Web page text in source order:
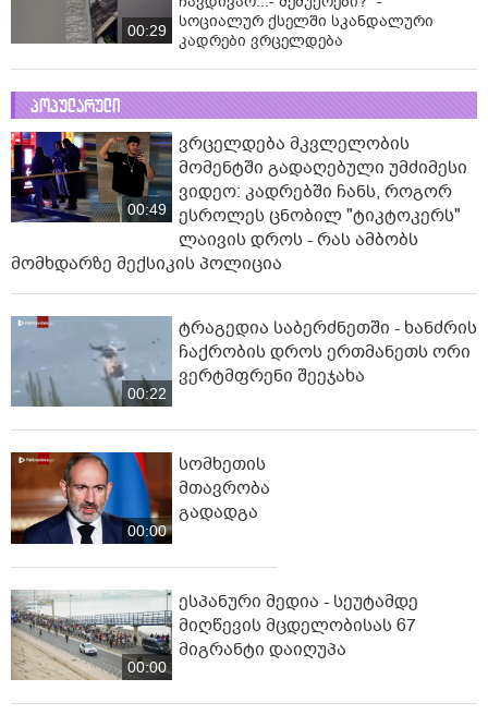
00:29
სოციალურ ქსელში სკანდალური
კადრები ვრცელდება
პოპულარული
00:49
ვრცელდება მკვლელობის
მომენტში გადაღებული უმძიმესი
ვიდეო: კადრებში ჩანს, როგორ
ესროლეს ცნობილ "ტიკტოკერს"
ლაივის დროს - რას ამბობს
მომხდარზე მექსიკის პოლიცია
00:22
ტრაგედია საბერძნეთში - ხანძრის
ჩაქრობის დროს ერთმანეთს ორი
ვერტმფრენი შეეჯახა
00:00
სომხეთის
მთავრობა
გადადგა
00:00
ესპანური მედია - სეუტამდე
მიღწევის მცდელობისას 67
მიგრანტი დაიღუპა